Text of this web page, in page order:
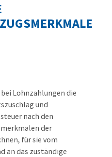
Lohnzahlungen die
und
nach den
der
für sie vom
an das zuständige